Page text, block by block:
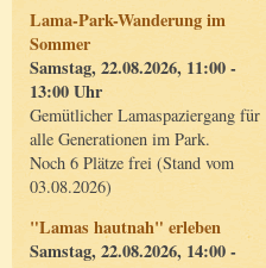
Lama-Park-Wanderung im
Sommer
Samstag, 22.08.2026, 11:00 -
13:00 Uhr
Gemütlicher Lamaspaziergang für
alle Generationen im Park.
Noch 6 Plätze frei (Stand vom
03.08.2026)
"Lamas hautnah" erleben
Samstag, 22.08.2026, 14:00 -